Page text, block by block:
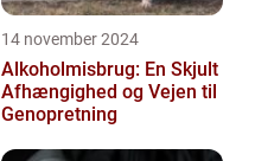
14 november 2024
Alkoholmisbrug: En Skjult
Afhængighed og Vejen til
Genopretning